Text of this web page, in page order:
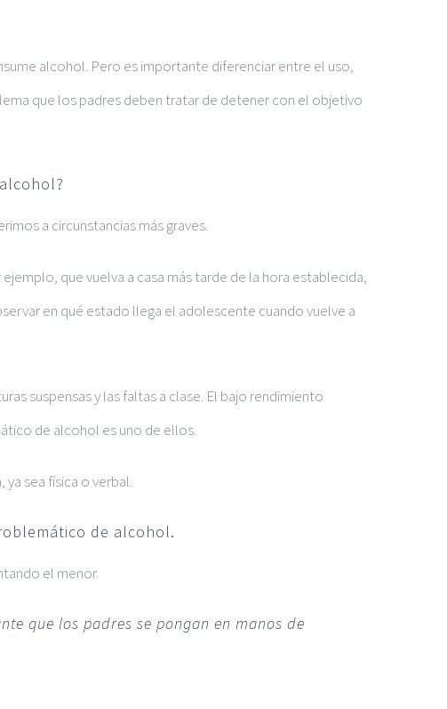
alcohol. Pero es importante diferenciar entre el uso,
que los padres deben tratar de detener con el objetivo
a circunstancias más graves.
que vuelva a casa más tarde de la hora establecida,
en qué estado llega el adolescente cuando vuelve a
suspensas y las faltas a clase. El bajo rendimiento
de alcohol es uno de ellos.
sea física o verbal.
de alcohol.
el menor.
que los padres se pongan en manos de